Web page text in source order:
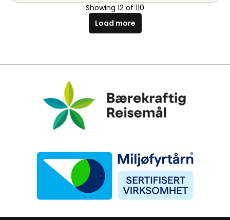
Showing 12 of 110
Load more
Bærekraftig Reisemål
Miljøfyrtårn